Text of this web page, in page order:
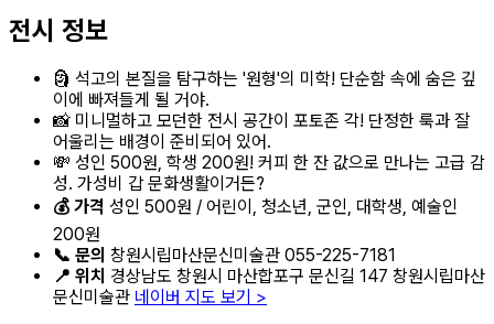
전시 정보
🗿 석고의 본질을 탐구하는 '원형'의 미학! 단순함 속에 숨은 깊
이에 빠져들게 될 거야.
📸 미니멀하고 모던한 전시 공간이 포토존 각! 단정한 룩과 잘
어울리는 배경이 준비되어 있어.
💸 성인 500원, 학생 200원! 커피 한 잔 값으로 만나는 고급 감
성. 가성비 갑 문화생활이거든?
💰 가격 성인 500원 / 어린이, 청소년, 군인, 대학생, 예술인
200원
📞 문의 창원시립마산문신미술관 055-225-7181
📍 위치 경상남도 창원시 마산합포구 문신길 147 창원시립마산
문신미술관 네이버 지도 보기 >